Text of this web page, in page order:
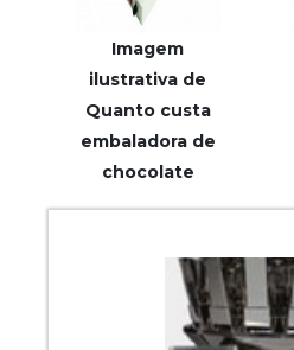
Imagem
ilustrativa de
Quanto custa
embaladora de
chocolate